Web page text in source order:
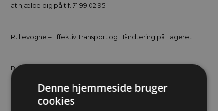
at hjælpe dig på tlf. 71 99 02 95.
Rullevogne – Effektiv Transport og Håndtering på Lageret
Rullevogne er alsidige og robuste transportløsninger, der er
i industrielle miljøer. Designet til at lette transporten af varer
over korte afstande, giver rullevogne mulighed for at
Denne hjemmeside bruger
cookies